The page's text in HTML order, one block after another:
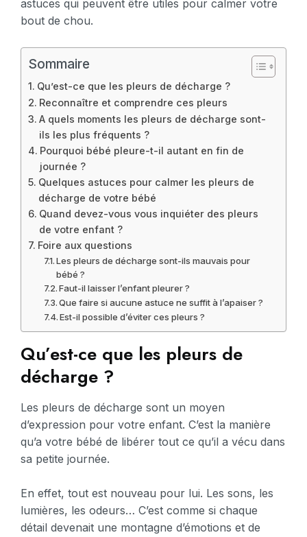
astuces qui peuvent être utiles pour calmer votre
bout de chou.
Sommaire
Qu’est-ce que les pleurs de décharge ?
Reconnaître et comprendre ces pleurs
A quels moments les pleurs de décharge sont-
ils les plus fréquents ?
Pourquoi bébé pleure-t-il autant en fin de
journée ?
Quelques astuces pour calmer les pleurs de
décharge de votre bébé
Quand devez-vous vous inquiéter des pleurs
de votre enfant ?
Foire aux questions
Les pleurs de décharge sont-ils mauvais pour
bébé ?
Faut-il laisser l’enfant pleurer ?
Que faire si aucune astuce ne suffit à l’apaiser ?
Est-il possible d’éviter ces pleurs ?
Qu’est-ce que les pleurs de
décharge ?
Les pleurs de décharge sont un moyen
d’expression pour votre enfant. C’est la manière
qu’a votre bébé de libérer tout ce qu’il a vécu dans
sa petite journée.
En effet, tout est nouveau pour lui. Les sons, les
lumières, les odeurs… C’est comme si chaque
détail devenait une montagne d’émotions et de